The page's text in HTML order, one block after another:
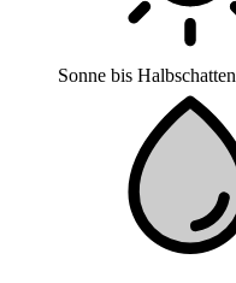
Sonne bis Halbschatten